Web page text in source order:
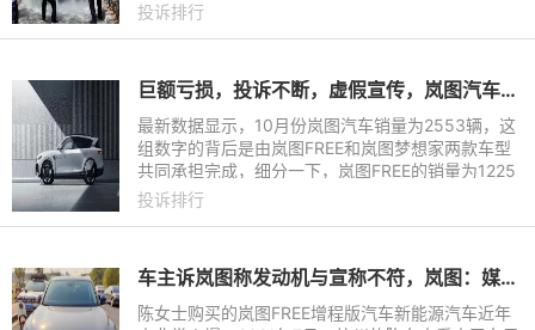
投诉排行
巨额亏损，投诉不断，虚假宣传，岚图汽车劣迹斑斑未来何去何从
最新数据显示，10月份岚图汽车销量为2553辆，这
组数字的背后是由岚图FREE和岚图梦想家两款车型
共同承担完成，细分一下，岚图FREE的销量为1225
辆，岚图梦想家的销量为1328辆。单车型销量在10
投诉排行
车主诉岚图称发动机与宣称不符，岚图：媒体自发报道信息不准
陈女士购买的岚图FREE增程版汽车新能源汽车近年